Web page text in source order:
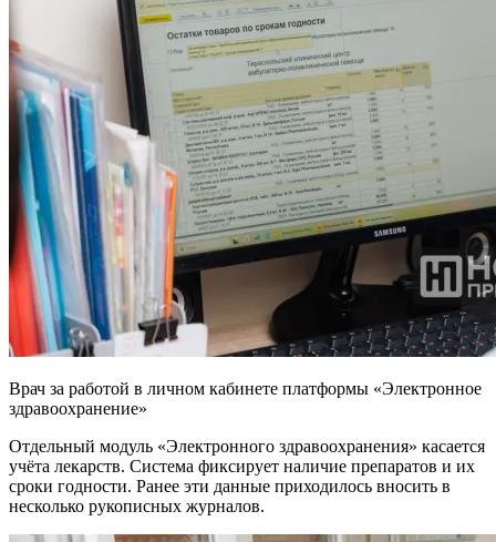
Врач за работой в личном кабинете платформы «Электронное
здравоохранение»
Отдельный модуль «Электронного здравоохранения» касается
учёта лекарств. Система фиксирует наличие препаратов и их
сроки годности. Ранее эти данные приходилось вносить в
несколько рукописных журналов.